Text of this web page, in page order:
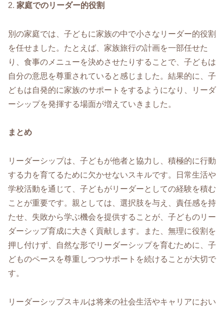
2. 家庭でのリーダー的役割
別の家庭では、子どもに家族の中で小さなリーダー的役割
を任せました。たとえば、家族旅行の計画を一部任せた
り、食事のメニューを決めさせたりすることで、子どもは
自分の意思を尊重されていると感じました。結果的に、子
どもは自発的に家族のサポートをするようになり、リーダ
ーシップを発揮する場面が増えていきました。
まとめ
リーダーシップは、子どもが他者と協力し、積極的に行動
する力を育てるために欠かせないスキルです。日常生活や
学校活動を通じて、子どもがリーダーとしての経験を積む
ことが重要です。親としては、選択肢を与え、責任感を持
たせ、失敗から学ぶ機会を提供することが、子どものリー
ダーシップ育成に大きく貢献します。また、無理に役割を
押し付けず、自然な形でリーダーシップを育むために、子
どものペースを尊重しつつサポートを続けることが大切で
す。
リーダーシップスキルは将来の社会生活やキャリアにおい